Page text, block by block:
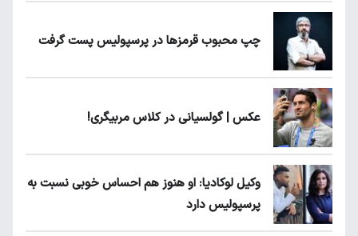
چپ محبوب قرمزها در پرسپولیس پست گرفت
عکس | گولسیانی در کلاس مربیگری!
وکیل لوکادیا: او هنوز هم احساس خوبی نسبت به
پرسپولیس دارد